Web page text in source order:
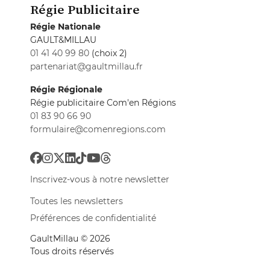
Régie Publicitaire
Régie Nationale
GAULT&MILLAU
01 41 40 99 80 (choix 2)
partenariat@gaultmillau.fr
Régie Régionale
Régie publicitaire Com'en Régions
01 83 90 66 90
formulaire@comenregions.com
Inscrivez-vous à notre newsletter
Toutes les newsletters
Préférences de confidentialité
GaultMillau © 2026
Tous droits réservés